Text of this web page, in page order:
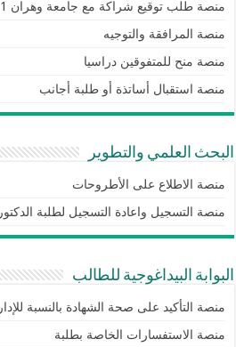
منصة طلب توقيع شراكة مع جامعة وهران 1
منصة المرافقة والتوجيه
منصة منح للمتفوقين دراسيا
منصة استقبال أساتذة أو طلبة أجانب
البحث العلمي والتطوير
منصة الاطلاع على الأطروحات
منصة التسجيل واعادة التسجيل لطلبة
البوابة البيداغوجية للطالب
منصة التأكيد على صحة الشهادة بالنسبة
منصة الاستفسارات الخاصة بطلبة